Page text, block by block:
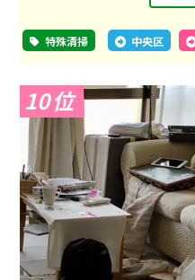
特殊清掃 中央区
10